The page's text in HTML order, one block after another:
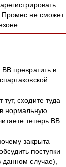
Промес не сможет
ВВ превратить в
сходите туда
нормальную
теперь ВВ
закрыта
поступки
данном случае),